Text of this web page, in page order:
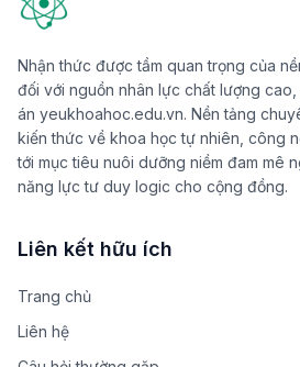
Nhận thức được tầm quan trọng của
đối với nguồn nhân lực chất lượng
án yeukhoahoc.edu.vn. Nền tảng
kiến thức về khoa học tự nhiên, công
tới mục tiêu nuôi dưỡng niềm đam mê
năng lực tư duy logic cho cộng đồng.
Liên kết hữu ích
Trang chủ
Liên hệ